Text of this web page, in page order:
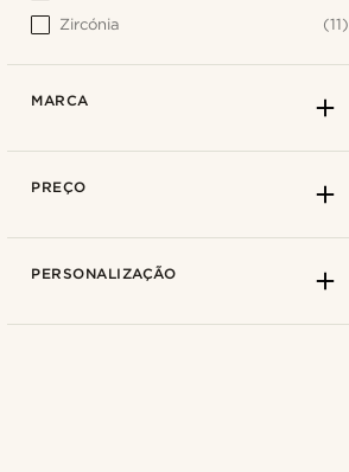
Zircónia
(11)
MARCA
PREÇO
PERSONALIZAÇÃO